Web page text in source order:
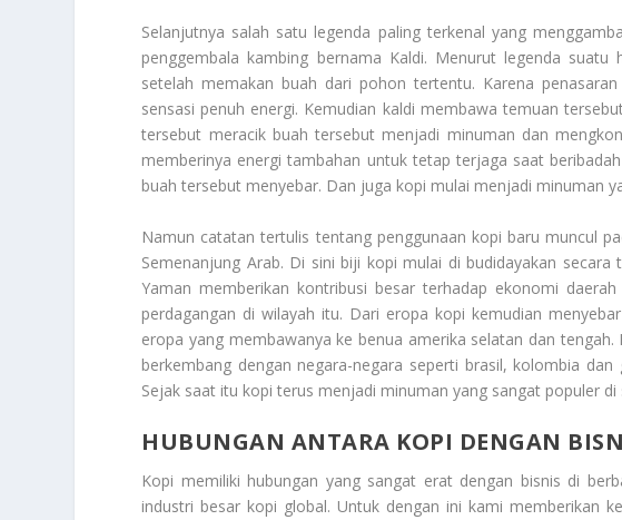
Selanjutnya salah satu legenda paling terkenal yang
penggembala kambing bernama Kaldi. Menurut legenda
setelah memakan buah dari pohon tertentu. Karena
sensasi penuh energi. Kemudian kaldi membawa temuan
tersebut meracik buah tersebut menjadi minuman dan
memberinya energi tambahan untuk tetap terjaga saat
buah tersebut menyebar. Dan juga kopi mulai menjadi minuman
Namun catatan tertulis tentang penggunaan kopi baru muncul
Semenanjung Arab. Di sini biji kopi mulai di budidayakan
Yaman memberikan kontribusi besar terhadap ekonomi
perdagangan di wilayah itu. Dari eropa kopi kemudian
eropa yang membawanya ke benua amerika selatan dan
berkembang dengan negara-negara seperti brasil, kolombia
Sejak saat itu kopi terus menjadi minuman yang sangat populer di
HUBUNGAN ANTARA KOPI DENGAN
Kopi memiliki hubungan yang sangat erat dengan bisnis di
industri besar kopi global. Untuk dengan ini kami memberikan